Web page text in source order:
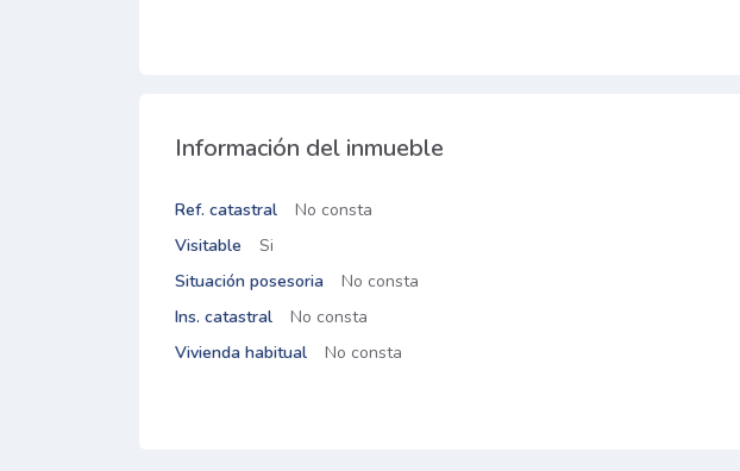
Información del inmueble
Ref. catastral
No consta
Visitable
Si
Situación posesoria
No consta
Ins. catastral
No consta
Vivienda habitual
No consta